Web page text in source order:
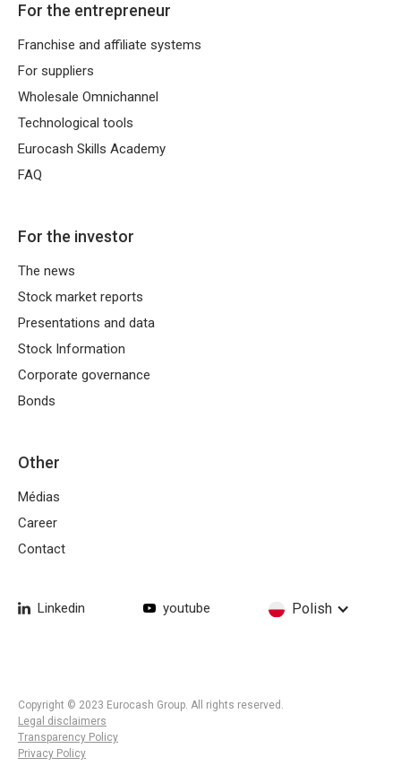
Linkedin youtube Polish
For the entrepreneur
Franchise and affiliate systems
For suppliers
Wholesale Omnichannel
Technological tools
Eurocash Skills Academy
FAQ
For the investor
The news
Stock market reports
Presentations and data
Stock Information
Corporate governance
Bonds
Other
Médias
Career
Contact
Copyright © 2023 Eurocash Group. All rights reserved.
Legal disclaimers
Transparency Policy
Privacy Policy